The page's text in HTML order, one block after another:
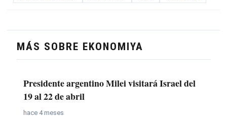
MÁS SOBRE EKONOMIYA
Presidente argentino Milei visitará Israel del
19 al 22 de abril
hace 4 meses